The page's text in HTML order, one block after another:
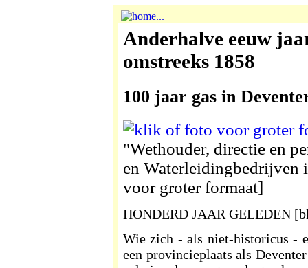
Anderhalve eeuw
omstreeks 1858
100 jaar gas in
"Wethouder, directie en
en
voor groter formaat]
HONDERD JAAR GELEDEN
Wie zich - als niet-historicus -
een provincieplaats als